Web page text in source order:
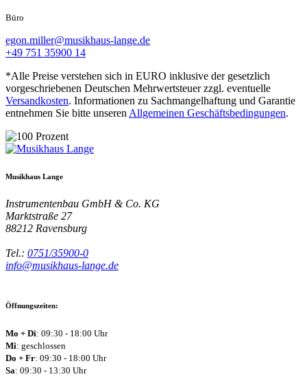
Büro
egon.miller@musikhaus-lange.de
+49 751 35900 14
*Alle Preise verstehen sich in EURO inklusive der gesetzlich
vorgeschriebenen Deutschen Mehrwertsteuer zzgl. eventuelle
Versandkosten. Informationen zu Sachmangelhaftung und Garantie
entnehmen Sie bitte unseren Allgemeinen Geschäftsbedingungen.
Musikhaus Lange
Instrumentenbau GmbH & Co. KG
Marktstraße 27
88212 Ravensburg
Tel.: 0751/35900-0
info@musikhaus-lange.de
Öffnungszeiten:
Mo + Di: 09:30 - 18:00 Uhr
Mi: geschlossen
Do + Fr: 09:30 - 18:00 Uhr
Sa: 09:30 - 13:30 Uhr